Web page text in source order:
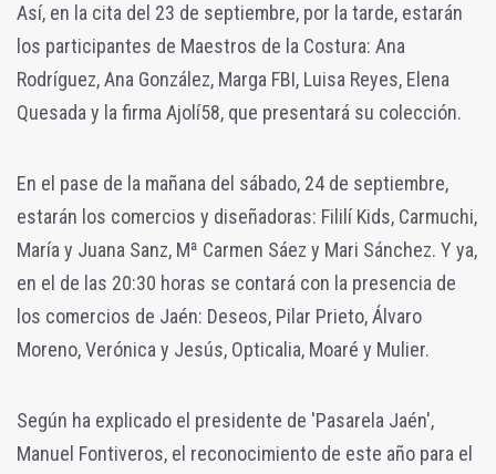
Así, en la cita del 23 de septiembre, por la tarde, estarán
los participantes de Maestros de la Costura: Ana
Rodríguez, Ana González, Marga FBI, Luisa Reyes, Elena
Quesada y la firma Ajolí58, que presentará su colección.
En el pase de la mañana del sábado, 24 de septiembre,
estarán los comercios y diseñadoras: Fililí Kids, Carmuchi,
María y Juana Sanz, Mª Carmen Sáez y Mari Sánchez. Y ya,
en el de las 20:30 horas se contará con la presencia de
los comercios de Jaén: Deseos, Pilar Prieto, Álvaro
Moreno, Verónica y Jesús, Opticalia, Moaré y Mulier.
Según ha explicado el presidente de 'Pasarela Jaén',
Manuel Fontiveros, el reconocimiento de este año para el